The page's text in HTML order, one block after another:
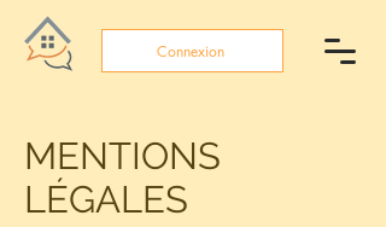
Connexion
MENTIONS
LÉGALES